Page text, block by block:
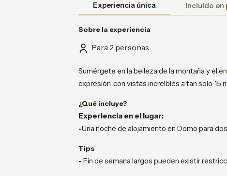
Experiencia única Incluído en
Sobre la experiencia
Para 2 personas
Sumérgete en la belleza de la montaña y el
expresión, con vistas increíbles a tan solo 15
¿Qué incluye?
Experiencia en el lugar:
-Una noche de alojamiento en Domo para
Tips
- Fin de semana largos pueden existir